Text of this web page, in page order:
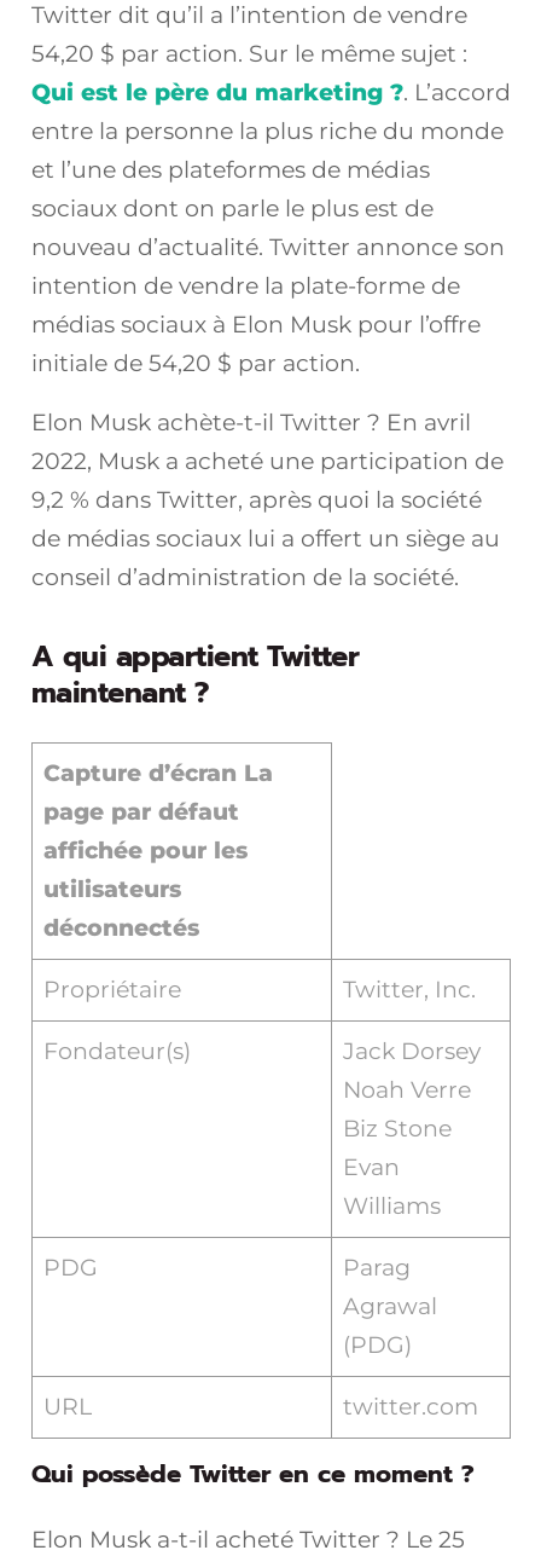
Twitter dit qu’il a l’intention de vendre
54,20 $ par action. Sur le même sujet :
Qui est le père du marketing ?. L’accord
entre la personne la plus riche du monde
et l’une des plateformes de médias
sociaux dont on parle le plus est de
nouveau d’actualité. Twitter annonce son
intention de vendre la plate-forme de
médias sociaux à Elon Musk pour l’offre
initiale de 54,20 $ par action.
Elon Musk achète-t-il Twitter ? En avril
2022, Musk a acheté une participation de
9,2 % dans Twitter, après quoi la société
de médias sociaux lui a offert un siège au
conseil d’administration de la société.
A qui appartient Twitter
maintenant ?
Capture d’écran La
page par défaut
affichée pour les
utilisateurs
déconnectés
Propriétaire Twitter, Inc.
Fondateur(s)
Jack Dorsey
Noah Verre
Biz Stone
Evan
Williams
PDG
Parag
Agrawal
(PDG)
URL twitter.com
Qui possède Twitter en ce moment ?
Elon Musk a-t-il acheté Twitter ? Le 25